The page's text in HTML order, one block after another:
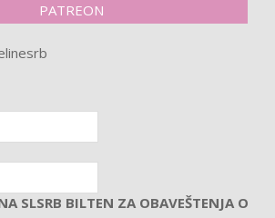
PATREON
SLSRB BILTEN ZA OBAVEŠTENJA O